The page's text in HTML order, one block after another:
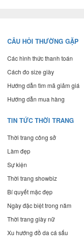
CÂU HỎI THƯỜNG GẶP
Các hình thức thanh toán
Cách đo size giày
Hướng dẫn tìm mã giảm giá
Hướng dẫn mua hàng
TIN TỨC THỜI TRANG
Thời trang công sở
Làm đẹp
Sự kiện
Thời trang showbiz
Bí quyết mặc đẹp
Ngày đặc biệt trong năm
Thời trang giày nữ
Xu hướng đồ da cá sấu